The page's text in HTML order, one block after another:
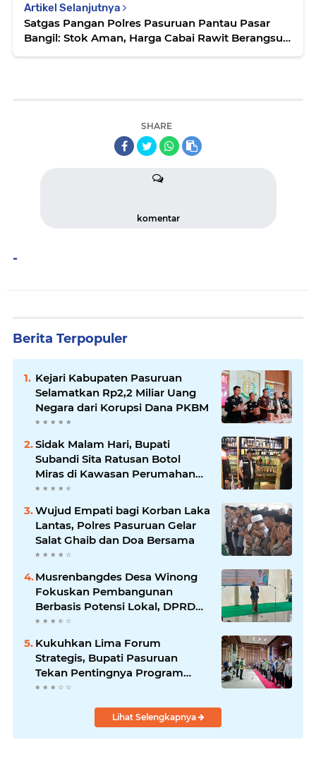
Artikel Selanjutnya
Satgas Pangan Polres Pasuruan Pantau Pasar
Bangil: Stok Aman, Harga Cabai Rawit Berangsur
SHARE
komentar
-
Berita Terpopuler
Kejari Kabupaten Pasuruan
Selamatkan Rp2,2 Miliar Uang
Negara dari Korupsi Dana PKBM
Sidak Malam Hari, Bupati
Subandi Sita Ratusan Botol
Miras di Kawasan Perumahan
Sidoarjo
Wujud Empati bagi Korban Laka
Lantas, Polres Pasuruan Gelar
Salat Ghaib dan Doa Bersama
Musrenbangdes Desa Winong
Fokuskan Pembangunan
Berbasis Potensi Lokal, DPRD
Optimistis Meski Dihantam
Efisiensi Anggaran
Kukuhkan Lima Forum
Strategis, Bupati Pasuruan
Tekan Pentingnya Program
Nyata untuk Rakyat
Lihat Selengkapnya